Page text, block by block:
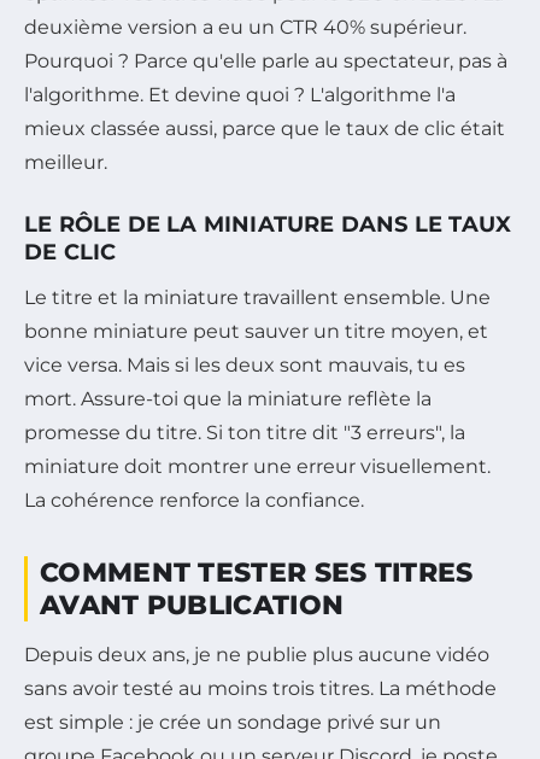
deuxième version a eu un CTR 40% supérieur.
Pourquoi ? Parce qu'elle parle au spectateur, pas à
l'algorithme. Et devine quoi ? L'algorithme l'a
mieux classée aussi, parce que le taux de clic était
meilleur.
LE RÔLE DE LA MINIATURE DANS LE TAUX
DE CLIC
Le titre et la miniature travaillent ensemble. Une
bonne miniature peut sauver un titre moyen, et
vice versa. Mais si les deux sont mauvais, tu es
mort. Assure-toi que la miniature reflète la
promesse du titre. Si ton titre dit "3 erreurs", la
miniature doit montrer une erreur visuellement.
La cohérence renforce la confiance.
COMMENT TESTER SES TITRES
AVANT PUBLICATION
Depuis deux ans, je ne publie plus aucune vidéo
sans avoir testé au moins trois titres. La méthode
est simple : je crée un sondage privé sur un